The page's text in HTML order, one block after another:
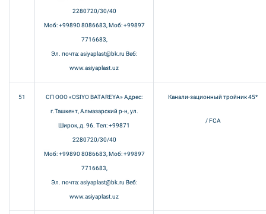
2280720/30/40
Моб: +99890 8086683, Моб: +99897
7716683,
Эл. почта: asiyaplast@bk.ru Веб:
www.asiyaplast.uz
51 СП ООО «OSIYO BATAREYA» Адрес:
г.Ташкент, Алмазарский р-н, ул.
Широк, д. 96. Тел: +99871
2280720/30/40
Моб: +99890 8086683, Моб: +99897
7716683,
Эл. почта: asiyaplast@bk.ru Веб:
www.asiyaplast.uz
Канали-зационный тройник 45*
/ FCA